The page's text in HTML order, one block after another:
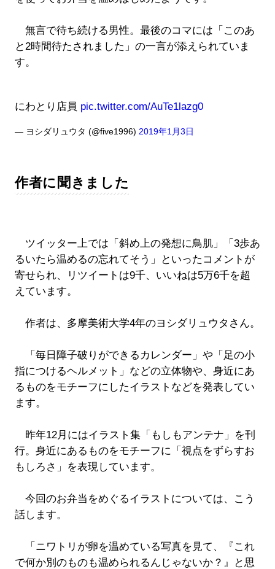
無言で待ち続ける男性。最後のコマには「このあ
と2時間待たされました」の一言が添えられていま
す。
にわとり店員 pic.twitter.com/AuTe1lazg0
— ヨシダリュウタ (@five1996) 2019年1月3日
作者に聞きました
ツイッター上では「斜め上の発想に鳥肌」「3歩あ
るいたら温めるの忘れてそう」といったコメントが
寄せられ、リツイートは9千、いいねは5万6千を超
えています。
作者は、多摩美術大学4年のヨシダリュウタさん。
「毎日障子破りができるカレンダー」や「足の小
指につけるヘルメット」などの立体物や、身近にあ
るものをモチーフにしたイラストなどを発表してい
ます。
昨年12月にはイラスト集「もしもアンテナ」を刊
行。身近にあるものをモチーフに「視点をずらすお
もしろさ」を表現しています。
今回のお弁当をめぐるイラストについては、こう
話します。
「ニワトリが卵を温めている写真を見て、『これ
で何か別のものも温められるんじゃないか？』と思